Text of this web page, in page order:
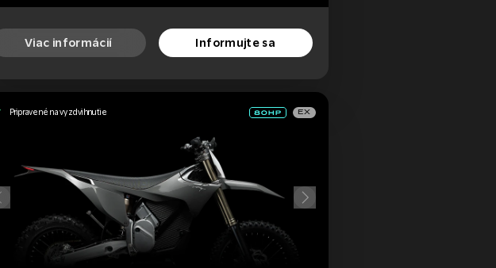
Viac informácií Informujte sa
Pripravené na vyzdvihnutie EX